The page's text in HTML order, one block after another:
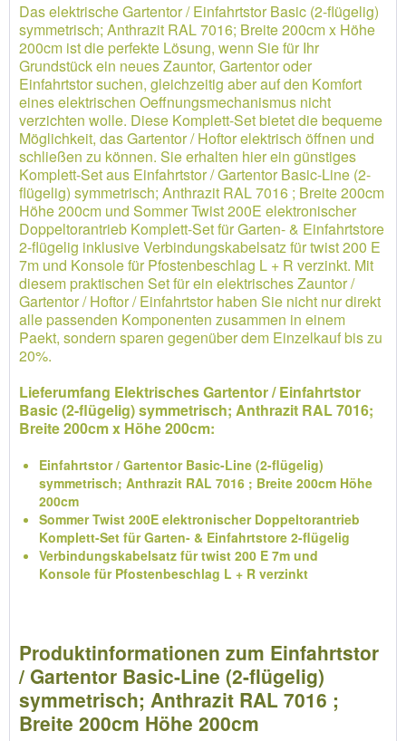
Das elektrische Gartentor / Einfahrtstor Basic (2-flügelig)
symmetrisch; Anthrazit RAL 7016; Breite 200cm x Höhe
200cm ist die perfekte Lösung, wenn Sie für Ihr
Grundstück ein neues Zauntor, Gartentor oder
Einfahrtstor suchen, gleichzeitig aber auf den Komfort
eines elektrischen Oeffnungsmechanismus nicht
verzichten wolle. Diese Komplett-Set bietet die bequeme
Möglichkeit, das Gartentor / Hoftor elektrisch öffnen und
schließen zu können. Sie erhalten hier ein günstiges
Komplett-Set aus Einfahrtstor / Gartentor Basic-Line (2-
flügelig) symmetrisch; Anthrazit RAL 7016 ; Breite 200cm
Höhe 200cm und Sommer Twist 200E elektronischer
Doppeltorantrieb Komplett-Set für Garten- & Einfahrtstore
2-flügelig inklusive Verbindungskabelsatz für twist 200 E
7m und Konsole für Pfostenbeschlag L + R verzinkt. Mit
diesem praktischen Set für ein elektrisches Zauntor /
Gartentor / Hoftor / Einfahrtstor haben Sie nicht nur direkt
alle passenden Komponenten zusammen in einem
Paekt, sondern sparen gegenüber dem Einzelkauf bis zu
20%.
Lieferumfang Elektrisches Gartentor / Einfahrtstor
Basic (2-flügelig) symmetrisch; Anthrazit RAL 7016;
Breite 200cm x Höhe 200cm:
Einfahrtstor / Gartentor Basic-Line (2-flügelig)
symmetrisch; Anthrazit RAL 7016 ; Breite 200cm Höhe
200cm
Sommer Twist 200E elektronischer Doppeltorantrieb
Komplett-Set für Garten- & Einfahrtstore 2-flügelig
Verbindungskabelsatz für twist 200 E 7m und
Konsole für Pfostenbeschlag L + R verzinkt
Produktinformationen zum Einfahrtstor
/ Gartentor Basic-Line (2-flügelig)
symmetrisch; Anthrazit RAL 7016 ;
Breite 200cm Höhe 200cm